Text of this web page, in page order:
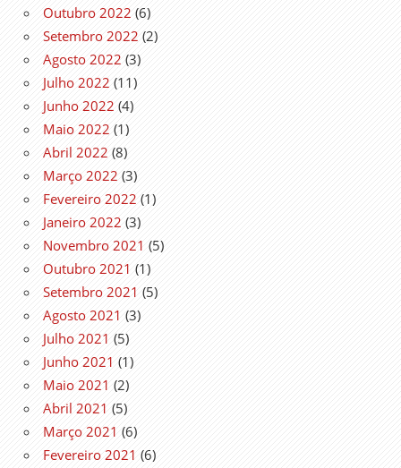
Outubro 2022 (6)
Setembro 2022 (2)
Agosto 2022 (3)
Julho 2022 (11)
Junho 2022 (4)
Maio 2022 (1)
Abril 2022 (8)
Março 2022 (3)
Fevereiro 2022 (1)
Janeiro 2022 (3)
Novembro 2021 (5)
Outubro 2021 (1)
Setembro 2021 (5)
Agosto 2021 (3)
Julho 2021 (5)
Junho 2021 (1)
Maio 2021 (2)
Abril 2021 (5)
Março 2021 (6)
Fevereiro 2021 (6)